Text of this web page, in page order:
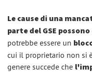
Le cause di una
parte del GSE
potrebbe essere un
cui il proprietario non si
genere succede che